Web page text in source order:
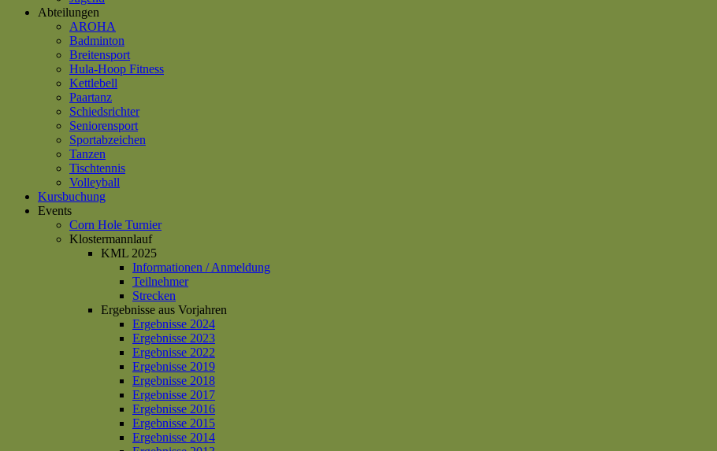
Abteilungen
AROHA
Badminton
Breitensport
Hula-Hoop Fitness
Kettlebell
Paartanz
Schiedsrichter
Seniorensport
Sportabzeichen
Tanzen
Tischtennis
Volleyball
Kursbuchung
Events
Corn Hole Turnier
Klostermannlauf
KML 2025
Informationen / Anmeldung
Teilnehmer
Strecken
Ergebnisse aus Vorjahren
Ergebnisse 2024
Ergebnisse 2023
Ergebnisse 2022
Ergebnisse 2019
Ergebnisse 2018
Ergebnisse 2017
Ergebnisse 2016
Ergebnisse 2015
Ergebnisse 2014